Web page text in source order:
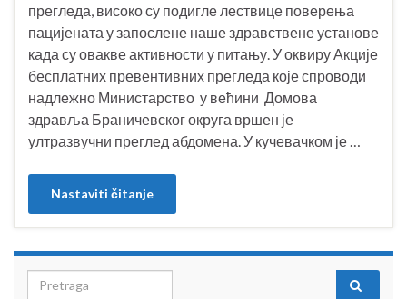
прегледа, високо су подигле лествице поверења
пацијената у запослене наше здравствене установе
када су овакве активности у питању. У оквиру Акције
бесплатних превентивних прегледа које спроводи
надлежно Министарство у већини Домова
здравља Браничевског округа вршен је
ултразвучни преглед абдомена. У кучевачком је …
Nastaviti čitanje
Search for: